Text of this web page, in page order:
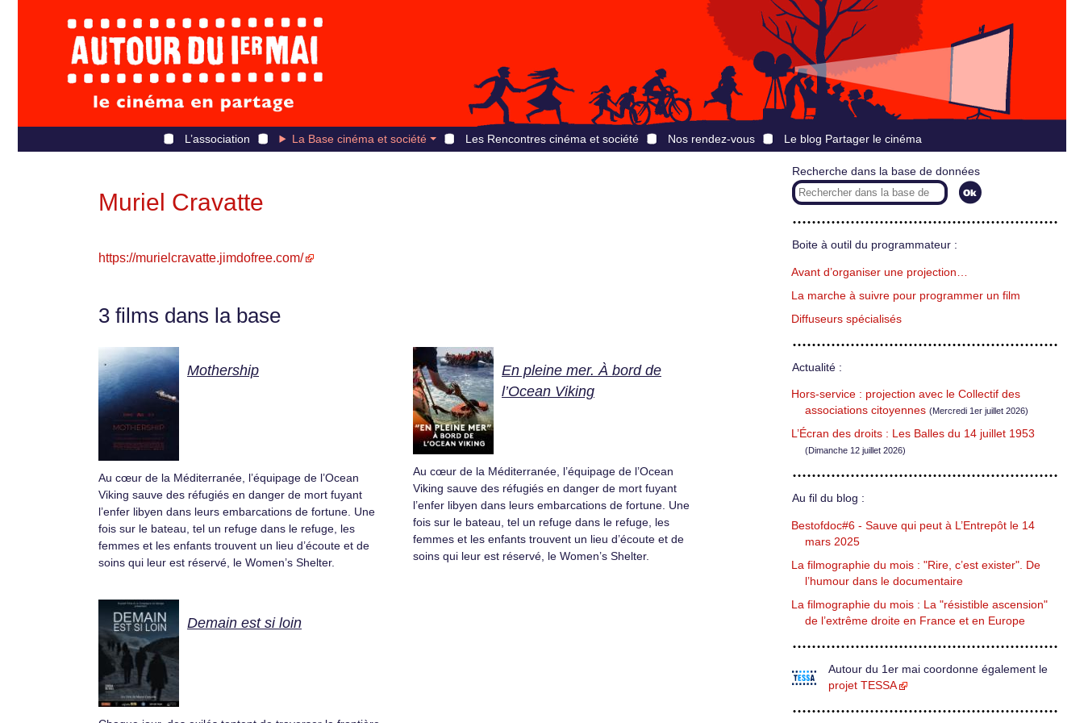
L’association La Base cinéma et société Les Rencontres cinéma et société Nos rendez-vous Le blog Partager le cinéma
Muriel Cravatte
https://murielcravatte.jimdofree.com/
3 films dans la base
Mothership
Au cœur de la Méditerranée, l’équipage de l’Ocean
Viking sauve des réfugiés en danger de mort fuyant
l’enfer libyen dans leurs embarcations de fortune. Une
fois sur le bateau, tel un refuge dans le refuge, les
femmes et les enfants trouvent un lieu d’écoute et de
soins qui leur est réservé, le Women’s Shelter.
En pleine mer. À bord de
l’Ocean Viking
Au cœur de la Méditerranée, l’équipage de l’Ocean
Viking sauve des réfugiés en danger de mort fuyant
l’enfer libyen dans leurs embarcations de fortune. Une
fois sur le bateau, tel un refuge dans le refuge, les
femmes et les enfants trouvent un lieu d’écoute et de
soins qui leur est réservé, le Women’s Shelter.
Demain est si loin
Recherche dans la base de données
Boite à outil du programmateur :
Avant d’organiser une projection…
La marche à suivre pour programmer un film
Diffuseurs spécialisés
Actualité :
Hors-service : projection avec le Collectif des
associations citoyennes (Mercredi 1er juillet 2026)
L’Écran des droits : Les Balles du 14 juillet 1953
(Dimanche 12 juillet 2026)
Au fil du blog :
Bestofdoc#6 - Sauve qui peut à L’Entrepôt le 14
mars 2025
La filmographie du mois : "Rire, c’est exister". De
l’humour dans le documentaire
La filmographie du mois : La "résistible ascension"
de l’extrême droite en France et en Europe
Autour du 1er mai coordonne également le
projet TESSA